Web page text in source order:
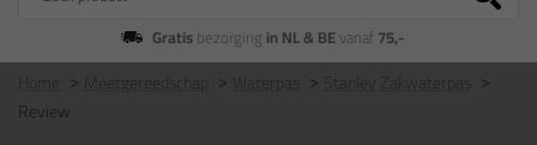
Gratisbezorging in NL & BEvanaf75,-
Stanley Zakwaterpas
Review